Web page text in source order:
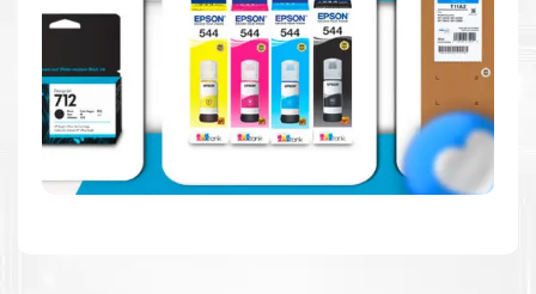
Amigables con el Medio Ambiente
Al elegir Cartuchos Originales HP, usted está
participando en la economía circular.